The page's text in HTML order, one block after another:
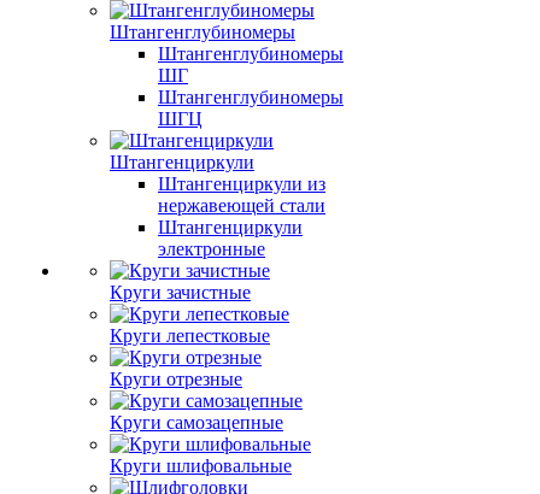
Штангенглубиномеры
Штангенглубиномеры
ШГ
Штангенглубиномеры
ШГЦ
Штангенциркули
Штангенциркули из
нержавеющей стали
Штангенциркули
электронные
Круги зачистные
Круги лепестковые
Круги отрезные
Круги самозацепные
Круги шлифовальные